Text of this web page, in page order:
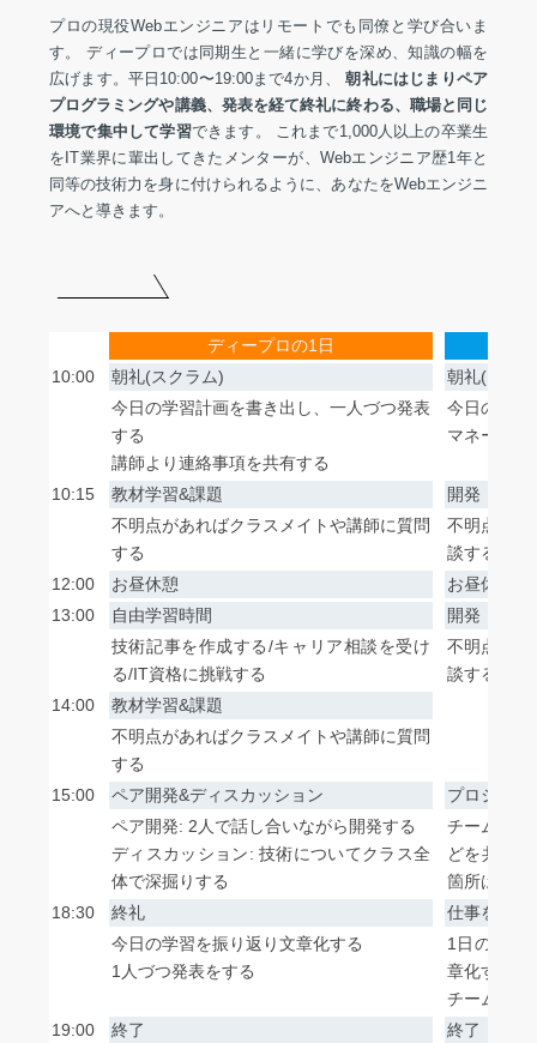
プロの現役Webエンジニアはリモートでも同僚と学び合いま
す。 ディープロでは同期生と一緒に学びを深め、知識の幅を
広げます。平日10:00〜19:00まで4か月、朝礼にはじまりペア
プログラミングや講義、発表を経て終礼に終わる、職場と同じ
環境で集中して学習できます。 これまで1,000人以上の卒業生
をIT業界に輩出してきたメンターが、Webエンジニア歴1年と
同等の技術力を身に付けられるように、あなたをWebエンジニ
アへと導きます。
ディープロの1日
10:00
朝礼(スクラム)
朝礼(スク
今日の学習計画を書き出し、一人づつ発表
する
講師より連絡事項を共有する
今日の開発
マネージャ
10:15 教材学習&課題
開発
不明点があればクラスメイトや講師に質問
する
不明点があ
談する
12:00
お昼休憩
お昼休憩
13:00
自由学習時間
開発
技術記事を作成する/キャリア相談を受け
る/IT資格に挑戦する
不明点があ
談する
14:00
教材学習&課題
不明点があればクラスメイトや講師に質問
する
15:00
ペア開発&ディスカッション
プロジェク
ペア開発: 2人で話し合いながら開発する
ディスカッション: 技術についてクラス全
体で深掘りする
チーム内で
どを共有
箇所はチー
18:30
終礼
仕事をまと
今日の学習を振り返り文章化する
1人づつ発表をする
1日の開発
章化する
チームメン
19:00
終了 終了